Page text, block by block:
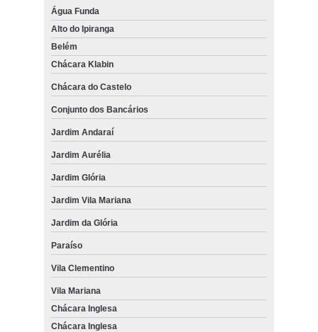
Água Funda
Alto do Ipiranga
Belém
Chácara Klabin
Chácara do Castelo
Conjunto dos Bancários
Jardim Andaraí
Jardim Aurélia
Jardim Glória
Jardim Vila Mariana
Jardim da Glória
Paraíso
Vila Clementino
Vila Mariana
Chácara Inglesa
Chácara Inglesa